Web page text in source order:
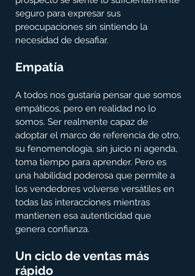
seguro para expresar sus
preocupaciones sin sintiendo la
necesidad de desafiar.
Empatía
A todos nos gustaría pensar que somos
empáticos, pero en realidad no lo
somos. Ser realmente capaz de
adoptar el marco de referencia de otro,
su fenomenología, sin juicio ni agenda,
toma tiempo para aprender. Pero es
una habilidad poderosa que permite a
los vendedores volverse versátiles en
todas las interacciones mientras
mantienen esa autenticidad que
genera confianza.
Un ciclo de ventas más
rápido